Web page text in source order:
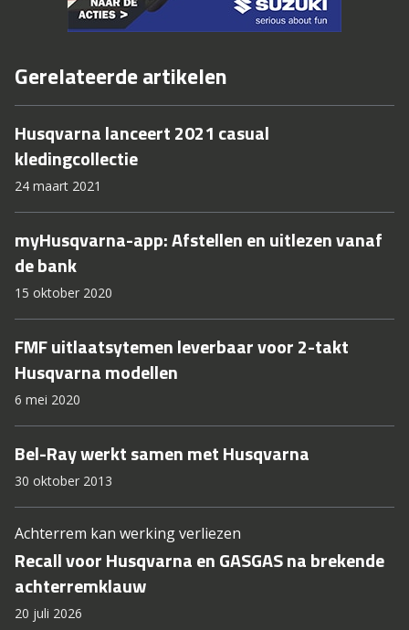
Gerelateerde artikelen
Husqvarna lanceert 2021 casual
kledingcollectie
24 maart 2021
myHusqvarna-app: Afstellen en uitlezen vanaf
de bank
15 oktober 2020
FMF uitlaatsytemen leverbaar voor 2-takt
Husqvarna modellen
6 mei 2020
Bel-Ray werkt samen met Husqvarna
30 oktober 2013
Achterrem kan werking verliezen
Recall voor Husqvarna en GASGAS na brekende
achterremklauw
20 juli 2026